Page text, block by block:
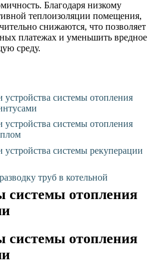
Благодаря низкому
теплоизоляции помещения,
снижаются, что позволяет
платежах и уменьшить вредное
среду.
устройства системы отопления
устройства системы отопления
устройства системы рекуперации
труб в котельной
системы отопления
системы отопления